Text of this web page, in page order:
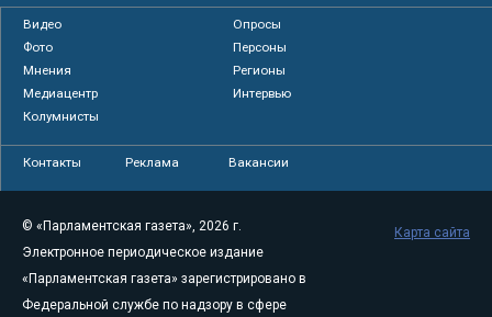
Видео
Опросы
Фото
Персоны
Мнения
Регионы
Медиацентр
Интервью
Колумнисты
Контакты Реклама Вакансии
© «Парламентская газета», 2026 г.
Электронное периодическое издание
«Парламентская газета» зарегистрировано в
Федеральной службе по надзору в сфере
Карта сайта